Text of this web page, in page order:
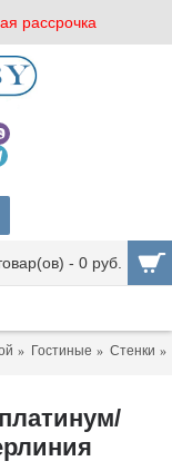
рассрочка
- 0 руб.
Гостиные Стенки